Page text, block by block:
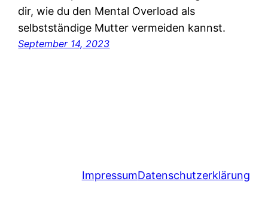
dir, wie du den Mental Overload als
selbstständige Mutter vermeiden kannst.
September 14, 2023
ImpressumDatenschutzerklärung